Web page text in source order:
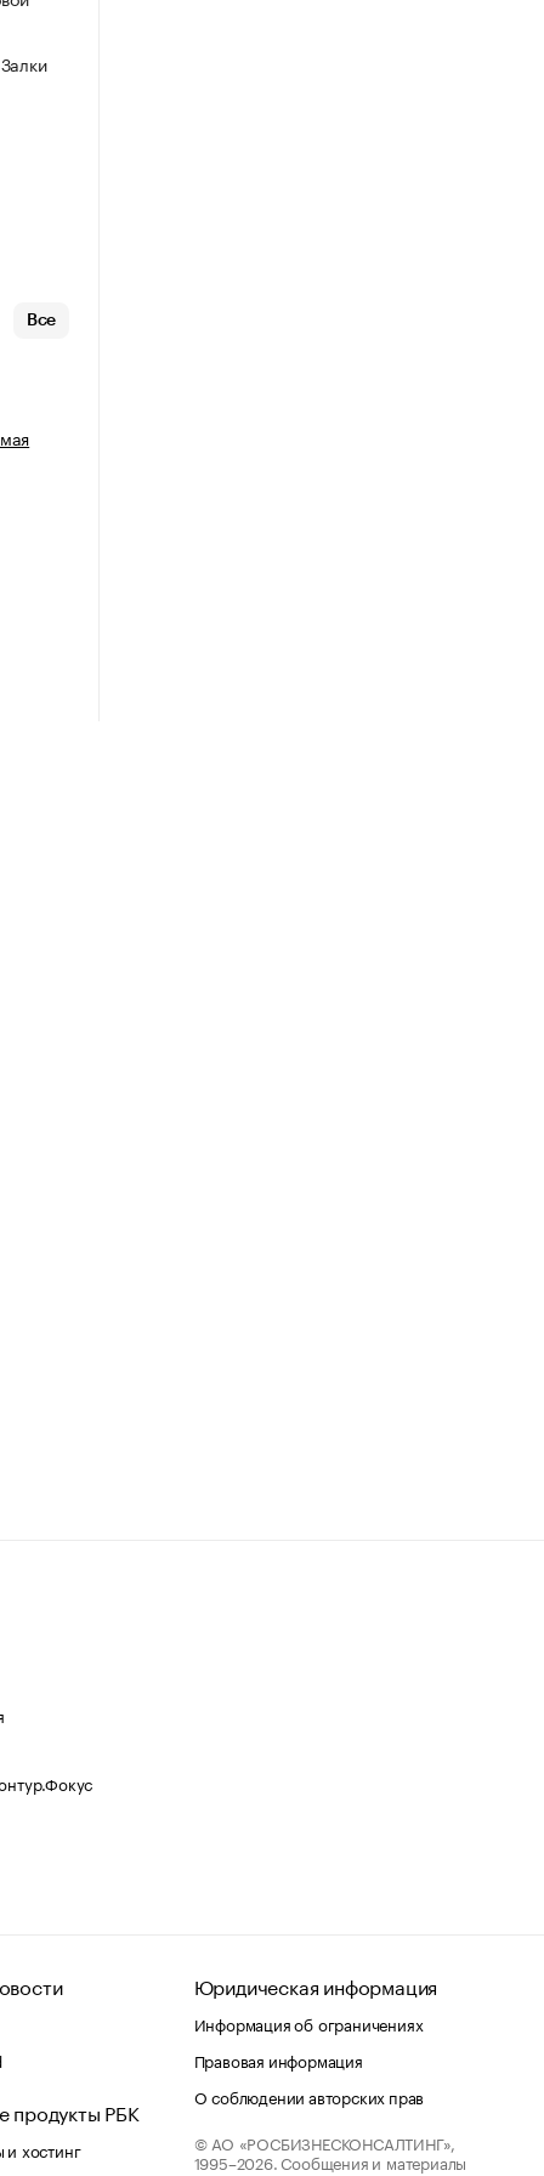
Все
продукты РБК
хостинг
Юридическая информация
Информация об ограничениях
Правовая информация
О соблюдении авторских прав
© АО «РОСБИЗНЕСКОНСАЛТИНГ»,
1995–2026. Сообщения и материалы